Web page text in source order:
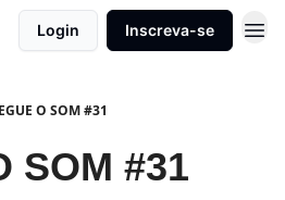
Login Inscreva-se
O SOM #31
SOM #31